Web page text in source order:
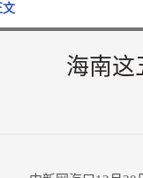
文
海南这